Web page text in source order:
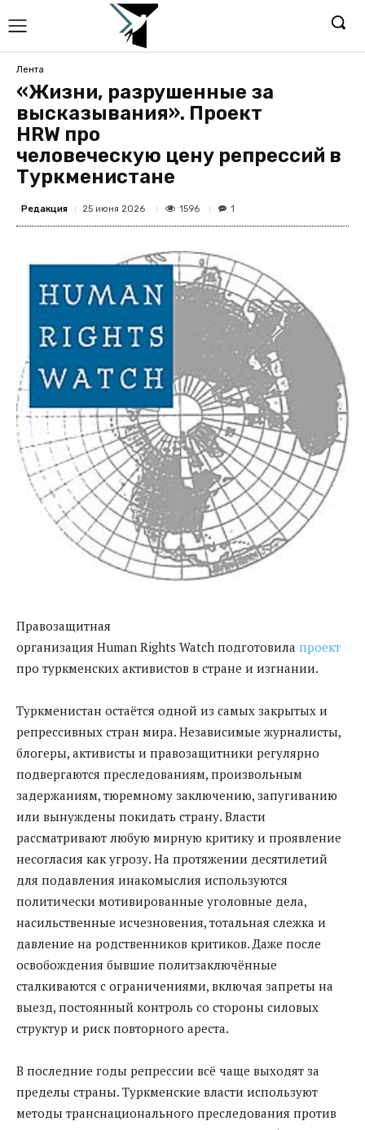
Лента
«Жизни, разрушенные за
высказывания». Проект
HRW про
человеческую цену репрессий в
Туркменистане
Редакция 25 июня 2026 1596 1
Правозащитная
организация Human Rights Watch подготовила проект
про туркменских активистов в стране и изгнании.
Туркменистан остаётся одной из самых закрытых и
репрессивных стран мира. Независимые журналисты,
блогеры, активисты и правозащитники регулярно
подвергаются преследованиям, произвольным
задержаниям, тюремному заключению, запугиванию
или вынуждены покидать страну. Власти
рассматривают любую мирную критику и проявление
несогласия как угрозу. На протяжении десятилетий
для подавления инакомыслия используются
политически мотивированные уголовные дела,
насильственные исчезновения, тотальная слежка и
давление на родственников критиков. Даже после
освобождения бывшие политзаключённые
сталкиваются с ограничениями, включая запреты на
выезд, постоянный контроль со стороны силовых
структур и риск повторного ареста.
В последние годы репрессии всё чаще выходят за
пределы страны. Туркменские власти используют
методы транснационального преследования против